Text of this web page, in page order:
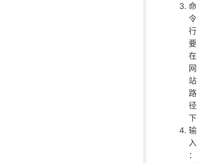
命
令
行
要
在
网
站
路
径
下
输
入
：